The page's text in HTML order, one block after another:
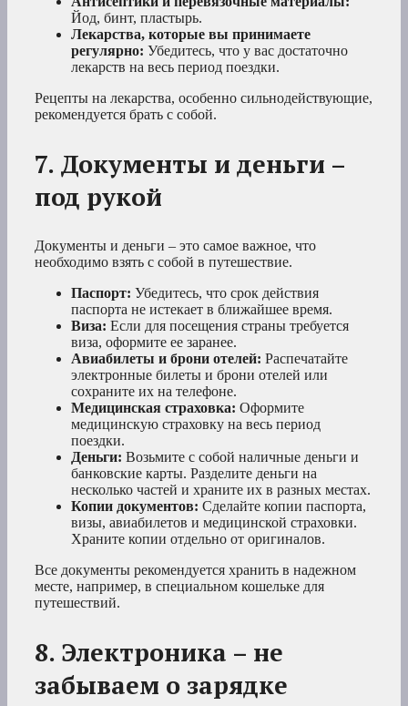
Йод, бинт, пластырь.
Лекарства, которые вы принимаете
регулярно: Убедитесь, что у вас достаточно
лекарств на весь период поездки.
Рецепты на лекарства, особенно сильнодействующие,
рекомендуется брать с собой.
7. Документы и деньги –
под рукой
Документы и деньги – это самое важное, что
необходимо взять с собой в путешествие.
Паспорт: Убедитесь, что срок действия
паспорта не истекает в ближайшее время.
Виза: Если для посещения страны требуется
виза, оформите ее заранее.
Авиабилеты и брони отелей: Распечатайте
электронные билеты и брони отелей или
сохраните их на телефоне.
Медицинская страховка: Оформите
медицинскую страховку на весь период
поездки.
Деньги: Возьмите с собой наличные деньги и
банковские карты. Разделите деньги на
несколько частей и храните их в разных местах.
Копии документов: Сделайте копии паспорта,
визы, авиабилетов и медицинской страховки.
Храните копии отдельно от оригиналов.
Все документы рекомендуется хранить в надежном
месте, например, в специальном кошельке для
путешествий.
8. Электроника – не
забываем о зарядке